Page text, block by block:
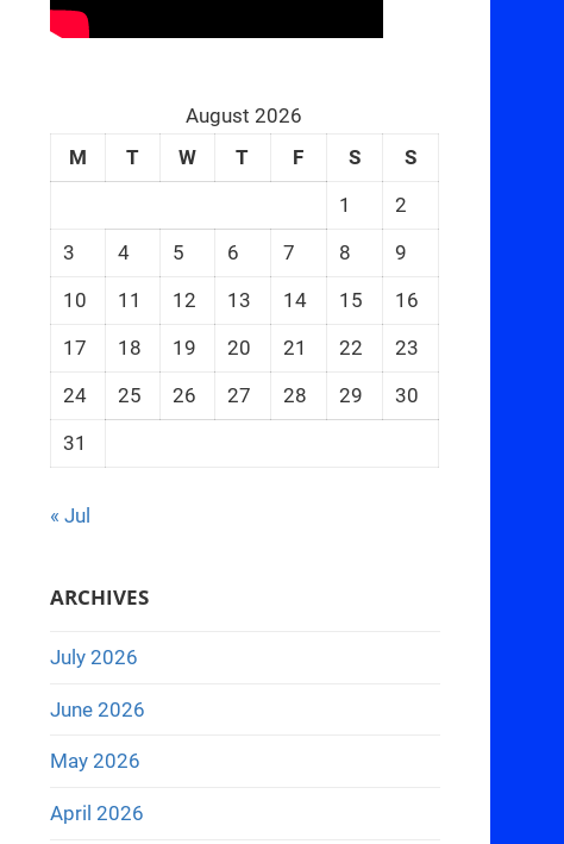
August 2026
M
T W T F S
S
1
2
3
4 5 6 7 8
9
10
11 12 13 14 15
16
17
18 19 20 21 22
23
24
25 26 27 28 29
30
31
« Jul
ARCHIVES
July 2026
June 2026
May 2026
April 2026